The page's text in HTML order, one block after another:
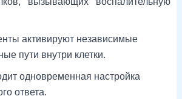
активируют независимые
пути внутри клетки.
одновременная настройка
ответа.